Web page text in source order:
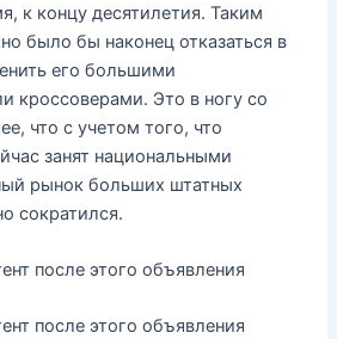
к концу десятилетия. Таким
было бы наконец отказаться в
его большими
кроссоверами. Это в ногу со
что с учетом того, что
занят национальными
рынок больших штатных
сократился.
после этого объявления
после этого объявления